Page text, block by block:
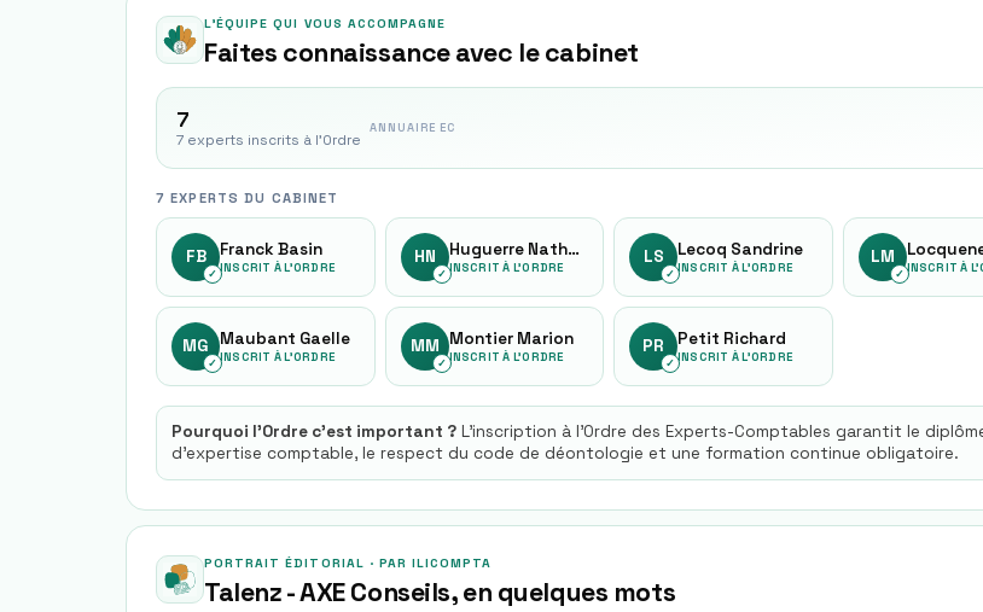
L'ÉQUIPE QUI VOUS ACCOMPAGNE
Faites connaissance avec le cabinet
7
7 experts inscrits à l'Ordre
ANNUAIRE EC
7 EXPERTS DU CABINET
FB
✓
Franck Basin
INSCRIT À L'ORDRE
HN
✓
Huguerre Nathalie
INSCRIT À L'ORDRE
LS
✓
Lecoq Sandrine
INSCRIT À L'ORDRE
LM
✓ INSCRIT À
MG
✓
Maubant Gaelle
INSCRIT À L'ORDRE
MM
✓
Montier Marion
INSCRIT À L'ORDRE
PR
✓
Petit Richard
INSCRIT À L'ORDRE
Pourquoi l'Ordre c'est important ? L'inscription à l'Ordre des Experts-Comptables garantit le
d'expertise comptable, le respect du code de déontologie et une formation continue obligatoire.
PORTRAIT ÉDITORIAL · PAR ILICOMPTA
Talenz - AXE Conseils, en quelques mots